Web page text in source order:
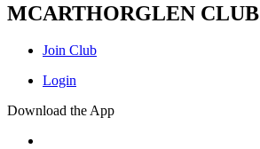
MCARTHORGLEN CLUB
Join Club
Login
Download the App